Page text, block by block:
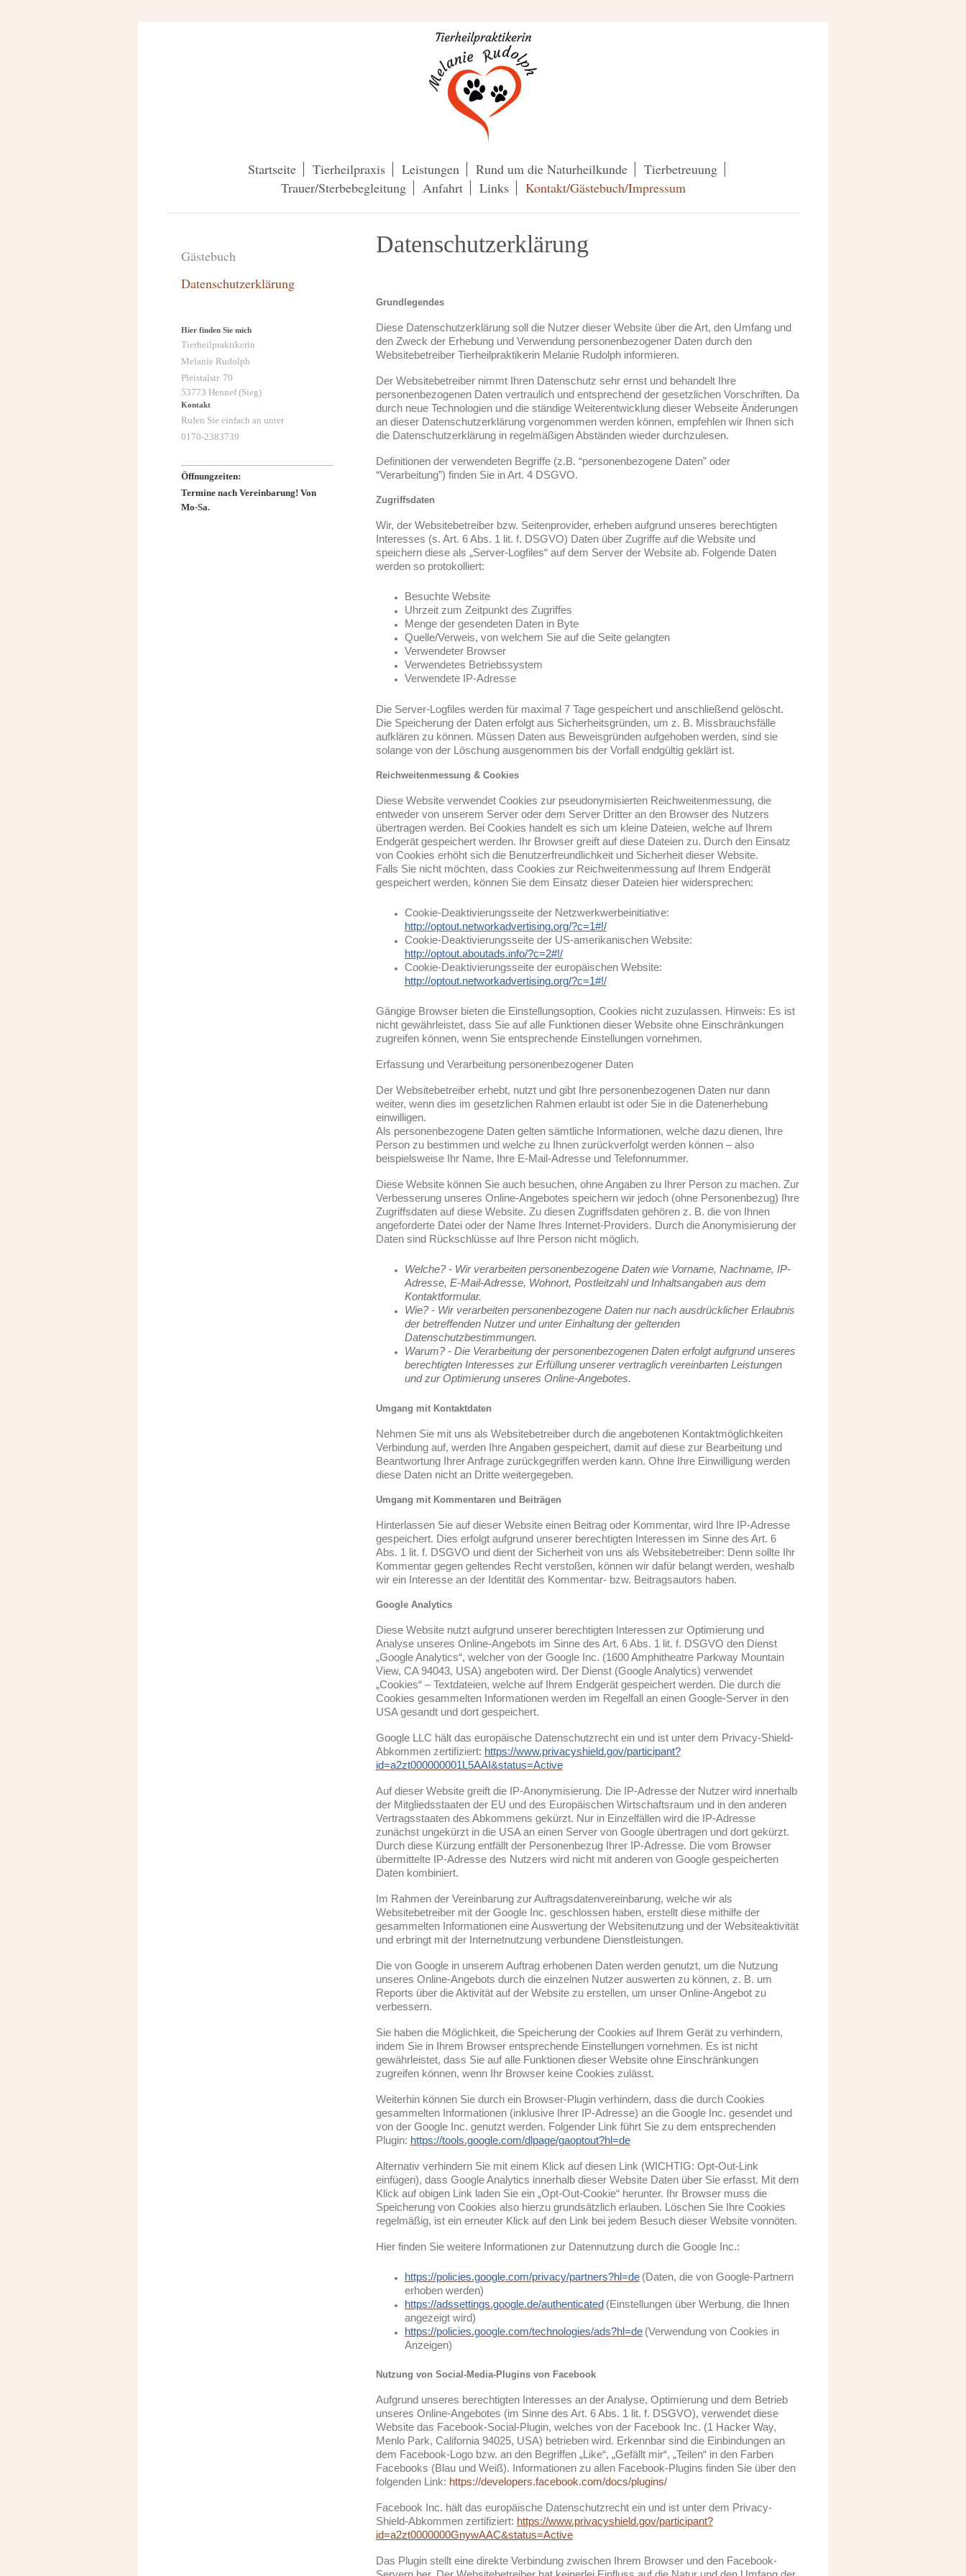
Startseite Tierheilpraxis Leistungen Rund um die Naturheilkunde
Tierbetreuung
Trauer/Sterbebegleitung
Anfahrt Links Kontakt/Gästebuch/Impressum
Datenschutzerklärung
Grundlegendes
Diese Datenschutzerklärung soll die Nutzer dieser Website über die Art, den Umfang und
den Zweck der Erhebung und Verwendung personenbezogener Daten durch den
Websitebetreiber Tierheilpraktikerin Melanie Rudolph informieren.
Der Websitebetreiber nimmt Ihren Datenschutz sehr ernst und behandelt Ihre
personenbezogenen Daten vertraulich und entsprechend der gesetzlichen Vorschriften. Da
durch neue Technologien und die ständige Weiterentwicklung dieser Webseite Änderungen
an dieser Datenschutzerklärung vorgenommen werden können, empfehlen wir Ihnen sich
die Datenschutzerklärung in regelmäßigen Abständen wieder durchzulesen.
Definitionen der verwendeten Begriffe (z.B. “personenbezogene Daten” oder
“Verarbeitung”) finden Sie in Art. 4 DSGVO.
Zugriffsdaten
Wir, der Websitebetreiber bzw. Seitenprovider, erheben aufgrund unseres berechtigten
Interesses (s. Art. 6 Abs. 1 lit. f. DSGVO) Daten über Zugriffe auf die Website und
speichern diese als „Server-Logfiles“ auf dem Server der Website ab. Folgende Daten
werden so protokolliert:
Besuchte Website
Uhrzeit zum Zeitpunkt des Zugriffes
Menge der gesendeten Daten in Byte
Quelle/Verweis, von welchem Sie auf die Seite gelangten
Verwendeter Browser
Verwendetes Betriebssystem
Verwendete IP-Adresse
Die Server-Logfiles werden für maximal 7 Tage gespeichert und anschließend gelöscht.
Die Speicherung der Daten erfolgt aus Sicherheitsgründen, um z. B. Missbrauchsfälle
aufklären zu können. Müssen Daten aus Beweisgründen aufgehoben werden, sind sie
solange von der Löschung ausgenommen bis der Vorfall endgültig geklärt ist.
Reichweitenmessung & Cookies
Diese Website verwendet Cookies zur pseudonymisierten Reichweitenmessung, die
entweder von unserem Server oder dem Server Dritter an den Browser des Nutzers
übertragen werden. Bei Cookies handelt es sich um kleine Dateien, welche auf Ihrem
Endgerät gespeichert werden. Ihr Browser greift auf diese Dateien zu. Durch den Einsatz
von Cookies erhöht sich die Benutzerfreundlichkeit und Sicherheit dieser Website.
Falls Sie nicht möchten, dass Cookies zur Reichweitenmessung auf Ihrem Endgerät
gespeichert werden, können Sie dem Einsatz dieser Dateien hier widersprechen:
Cookie-Deaktivierungsseite der Netzwerkwerbeinitiative:
http://optout.networkadvertising.org/?c=1#!/
Cookie-Deaktivierungsseite der US-amerikanischen Website:
http://optout.aboutads.info/?c=2#!/
Cookie-Deaktivierungsseite der europäischen Website:
http://optout.networkadvertising.org/?c=1#!/
Gängige Browser bieten die Einstellungsoption, Cookies nicht zuzulassen. Hinweis: Es ist
nicht gewährleistet, dass Sie auf alle Funktionen dieser Website ohne Einschränkungen
zugreifen können, wenn Sie entsprechende Einstellungen vornehmen.
Erfassung und Verarbeitung personenbezogener Daten
Der Websitebetreiber erhebt, nutzt und gibt Ihre personenbezogenen Daten nur dann
weiter, wenn dies im gesetzlichen Rahmen erlaubt ist oder Sie in die Datenerhebung
einwilligen.
Als personenbezogene Daten gelten sämtliche Informationen, welche dazu dienen, Ihre
Person zu bestimmen und welche zu Ihnen zurückverfolgt werden können – also
beispielsweise Ihr Name, Ihre E-Mail-Adresse und Telefonnummer.
Diese Website können Sie auch besuchen, ohne Angaben zu Ihrer Person zu machen. Zur
Verbesserung unseres Online-Angebotes speichern wir jedoch (ohne Personenbezug) Ihre
Zugriffsdaten auf diese Website. Zu diesen Zugriffsdaten gehören z. B. die von Ihnen
angeforderte Datei oder der Name Ihres Internet-Providers. Durch die Anonymisierung der
Daten sind Rückschlüsse auf Ihre Person nicht möglich.
Welche? - Wir verarbeiten personenbezogene Daten wie Vorname, Nachname, IP-
Adresse, E-Mail-Adresse, Wohnort, Postleitzahl und Inhaltsangaben aus dem
Kontaktformular.
Wie? - Wir verarbeiten personenbezogene Daten nur nach ausdrücklicher Erlaubnis
der betreffenden Nutzer und unter Einhaltung der geltenden
Datenschutzbestimmungen.
Warum? - Die Verarbeitung der personenbezogenen Daten erfolgt aufgrund unseres
berechtigten Interesses zur Erfüllung unserer vertraglich vereinbarten Leistungen
und zur Optimierung unseres Online-Angebotes.
Umgang mit Kontaktdaten
Nehmen Sie mit uns als Websitebetreiber durch die angebotenen Kontaktmöglichkeiten
Verbindung auf, werden Ihre Angaben gespeichert, damit auf diese zur Bearbeitung und
Beantwortung Ihrer Anfrage zurückgegriffen werden kann. Ohne Ihre Einwilligung werden
diese Daten nicht an Dritte weitergegeben.
Umgang mit Kommentaren und Beiträgen
Hinterlassen Sie auf dieser Website einen Beitrag oder Kommentar, wird Ihre IP-Adresse
gespeichert. Dies erfolgt aufgrund unserer berechtigten Interessen im Sinne des Art. 6
Abs. 1 lit. f. DSGVO und dient der Sicherheit von uns als Websitebetreiber: Denn sollte Ihr
Kommentar gegen geltendes Recht verstoßen, können wir dafür belangt werden, weshalb
wir ein Interesse an der Identität des Kommentar- bzw. Beitragsautors haben.
Google Analytics
Diese Website nutzt aufgrund unserer berechtigten Interessen zur Optimierung und
Analyse unseres Online-Angebots im Sinne des Art. 6 Abs. 1 lit. f. DSGVO den Dienst
„Google Analytics“, welcher von der Google Inc. (1600 Amphitheatre Parkway Mountain
View, CA 94043, USA) angeboten wird. Der Dienst (Google Analytics) verwendet
„Cookies“ – Textdateien, welche auf Ihrem Endgerät gespeichert werden. Die durch die
Cookies gesammelten Informationen werden im Regelfall an einen Google-Server in den
USA gesandt und dort gespeichert.
Google LLC hält das europäische Datenschutzrecht ein und ist unter dem Privacy-Shield-
Abkommen zertifiziert: https://www.privacyshield.gov/participant?
id=a2zt000000001L5AAI&status=Active
Auf dieser Website greift die IP-Anonymisierung. Die IP-Adresse der Nutzer wird innerhalb
der Mitgliedsstaaten der EU und des Europäischen Wirtschaftsraum und in den anderen
Vertragsstaaten des Abkommens gekürzt. Nur in Einzelfällen wird die IP-Adresse
zunächst ungekürzt in die USA an einen Server von Google übertragen und dort gekürzt.
Durch diese Kürzung entfällt der Personenbezug Ihrer IP-Adresse. Die vom Browser
übermittelte IP-Adresse des Nutzers wird nicht mit anderen von Google gespeicherten
Daten kombiniert.
Im Rahmen der Vereinbarung zur Auftragsdatenvereinbarung, welche wir als
Websitebetreiber mit der Google Inc. geschlossen haben, erstellt diese mithilfe der
gesammelten Informationen eine Auswertung der Websitenutzung und der Websiteaktivität
und erbringt mit der Internetnutzung verbundene Dienstleistungen.
Die von Google in unserem Auftrag erhobenen Daten werden genutzt, um die Nutzung
unseres Online-Angebots durch die einzelnen Nutzer auswerten zu können, z. B. um
Reports über die Aktivität auf der Website zu erstellen, um unser Online-Angebot zu
verbessern.
Sie haben die Möglichkeit, die Speicherung der Cookies auf Ihrem Gerät zu verhindern,
indem Sie in Ihrem Browser entsprechende Einstellungen vornehmen. Es ist nicht
gewährleistet, dass Sie auf alle Funktionen dieser Website ohne Einschränkungen
zugreifen können, wenn Ihr Browser keine Cookies zulässt.
Weiterhin können Sie durch ein Browser-Plugin verhindern, dass die durch Cookies
gesammelten Informationen (inklusive Ihrer IP-Adresse) an die Google Inc. gesendet und
von der Google Inc. genutzt werden. Folgender Link führt Sie zu dem entsprechenden
Plugin: https://tools.google.com/dlpage/gaoptout?hl=de
Alternativ verhindern Sie mit einem Klick auf diesen Link (WICHTIG: Opt-Out-Link
einfügen), dass Google Analytics innerhalb dieser Website Daten über Sie erfasst. Mit dem
Klick auf obigen Link laden Sie ein „Opt-Out-Cookie“ herunter. Ihr Browser muss die
Speicherung von Cookies also hierzu grundsätzlich erlauben. Löschen Sie Ihre Cookies
regelmäßig, ist ein erneuter Klick auf den Link bei jedem Besuch dieser Website vonnöten.
Hier finden Sie weitere Informationen zur Datennutzung durch die Google Inc.:
https://policies.google.com/privacy/partners?hl=de (Daten, die von Google-Partnern
erhoben werden)
https://adssettings.google.de/authenticated (Einstellungen über Werbung, die Ihnen
angezeigt wird)
https://policies.google.com/technologies/ads?hl=de (Verwendung von Cookies in
Anzeigen)
Nutzung von Social-Media-Plugins von Facebook
Aufgrund unseres berechtigten Interesses an der Analyse, Optimierung und dem Betrieb
unseres Online-Angebotes (im Sinne des Art. 6 Abs. 1 lit. f. DSGVO), verwendet diese
Website das Facebook-Social-Plugin, welches von der Facebook Inc. (1 Hacker Way,
Menlo Park, California 94025, USA) betrieben wird. Erkennbar sind die Einbindungen an
dem Facebook-Logo bzw. an den Begriffen „Like“, „Gefällt mir“, „Teilen“ in den Farben
Facebooks (Blau und Weiß). Informationen zu allen Facebook-Plugins finden Sie über den
folgenden Link: https://developers.facebook.com/docs/plugins/
Facebook Inc. hält das europäische Datenschutzrecht ein und ist unter dem Privacy-
Shield-Abkommen zertifiziert: https://www.privacyshield.gov/participant?
id=a2zt0000000GnywAAC&status=Active
Das Plugin stellt eine direkte Verbindung zwischen Ihrem Browser und den Facebook-
Gästebuch
Datenschutzerklärung
Hier finden Sie mich
Tierheilpraktikerin
Melanie Rudolph
Pleistalstr. 70
53773 Hennef (Sieg)
Kontakt
Rufen Sie einfach an unter
0170-2383739
Öffnungzeiten:
Termine nach Vereinbarung! Von
Mo-Sa.